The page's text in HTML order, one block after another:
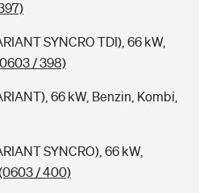
SYNCRO TDI), 66 kW,
/ 398)
66 kW, Benzin, Kombi,
SYNCRO), 66 kW,
/ 400)